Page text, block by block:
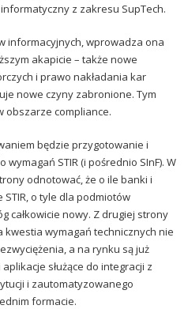
z zakresu SupTech.
informacyjnych, wprowadza ona
akapicie – także nowe
i prawo nakładania kar
nowe czyny zabronione. Tym
obszarze compliance.
będzie przygotowanie i
STIR (i pośrednio SInF). W
odnotować, że o ile banki i
STIR, o tyle dla podmiotów
całkowicie nowy. Z drugiej strony
kwestia wymagań technicznych nie
a na rynku są już
służące do integracji z
i zautomatyzowanego
formacie.